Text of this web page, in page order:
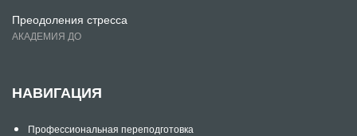
Преодоления стресса
АКАДЕМИЯ ДО
НАВИГАЦИЯ
Профессиональная переподготовка